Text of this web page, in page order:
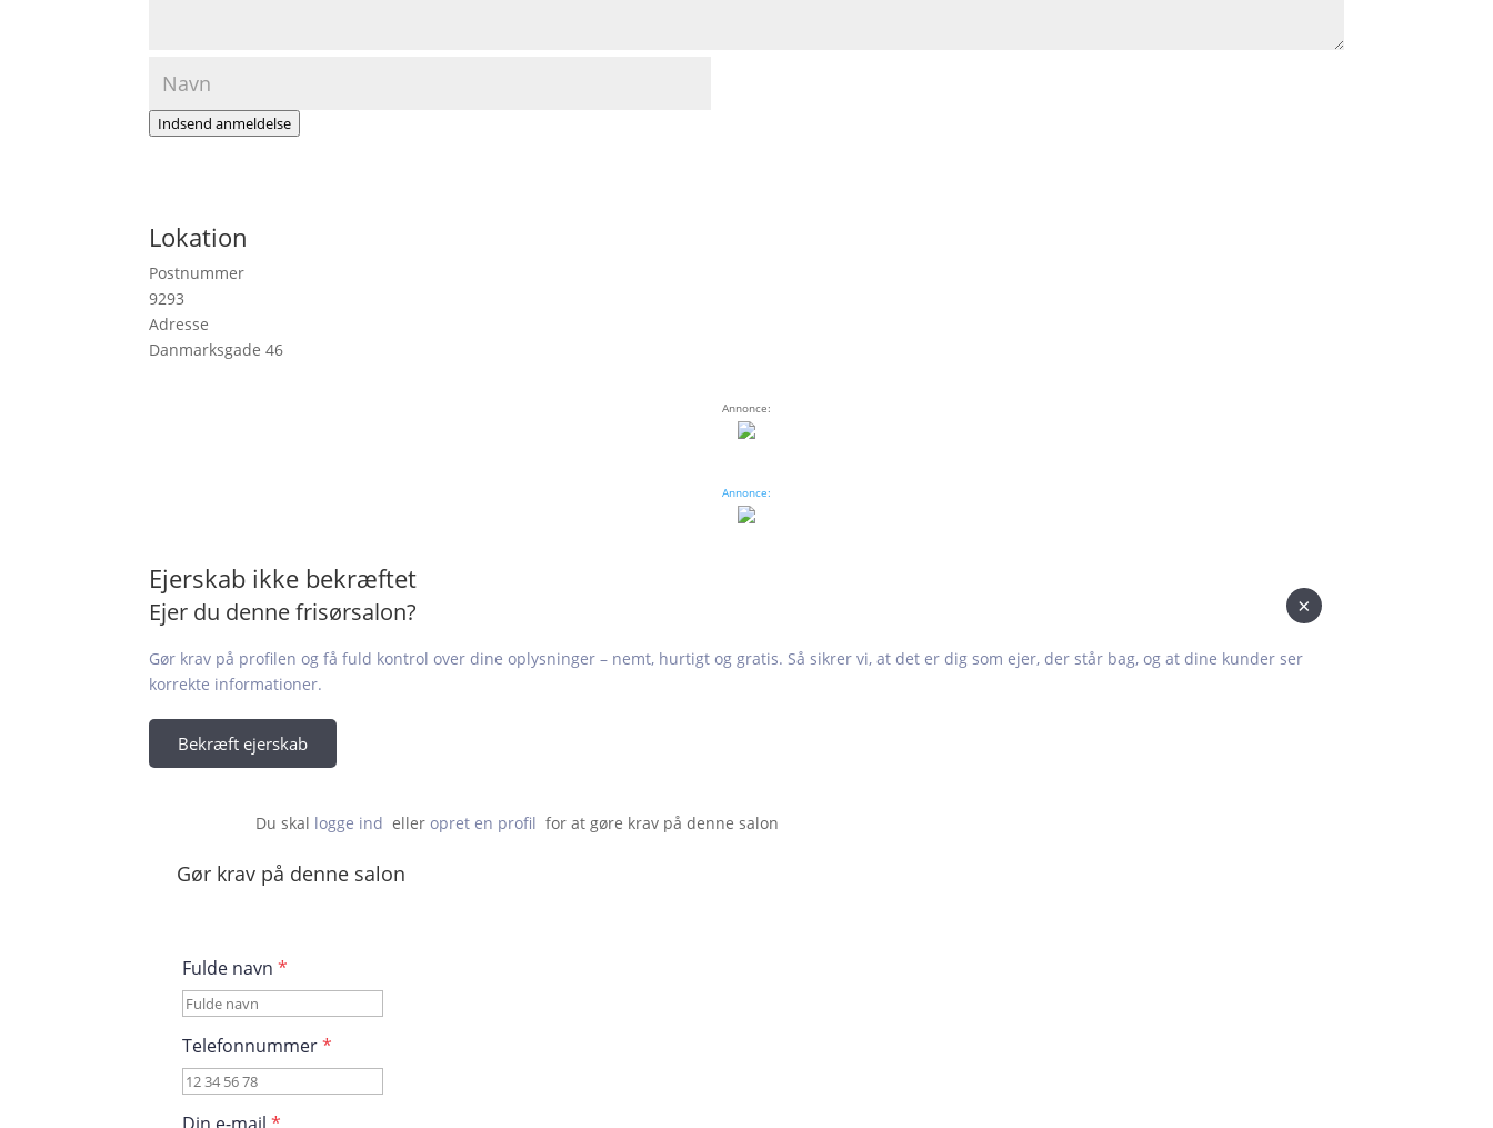
Indsend anmeldelse
Lokation
Postnummer
9293
Adresse
Danmarksgade 46
Annonce:
Annonce:
Ejerskab ikke bekræftet
Ejer du denne frisørsalon?
Gør krav på profilen og få fuld kontrol over dine oplysninger – nemt, hurtigt og gratis. Så sikrer vi, at det er dig som ejer, der står bag, og at dine kunder ser
korrekte informationer.
Bekræft ejerskab
Du skal logge ind eller opret en profil for at gøre krav på denne salon
Gør krav på denne salon
×
Fulde navn*
Telefonnummer*